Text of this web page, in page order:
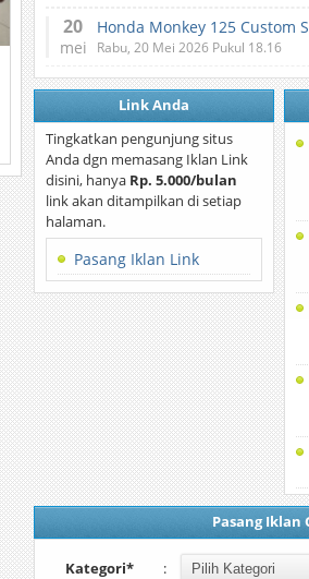
20
mei
Honda Monkey 125 Custom
Rabu, 20 Mei 2026 Pukul 18.16
Link Anda
Tingkatkan pengunjung situs
Anda dgn memasang Iklan Link
disini, hanya Rp. 5.000/bulan
link akan ditampilkan di setiap
halaman.
Pasang Iklan Link
Pasang Iklan
Kategori* :